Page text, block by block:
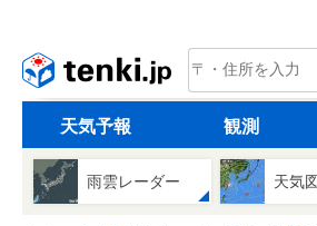
tenki.jp
天気予報 観測
雨雲レーダー 天気図